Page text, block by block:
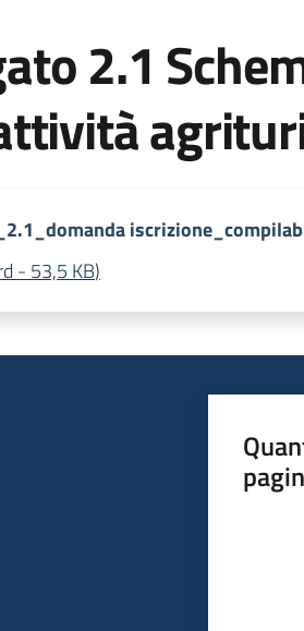
2.1
- 53,5 KB)